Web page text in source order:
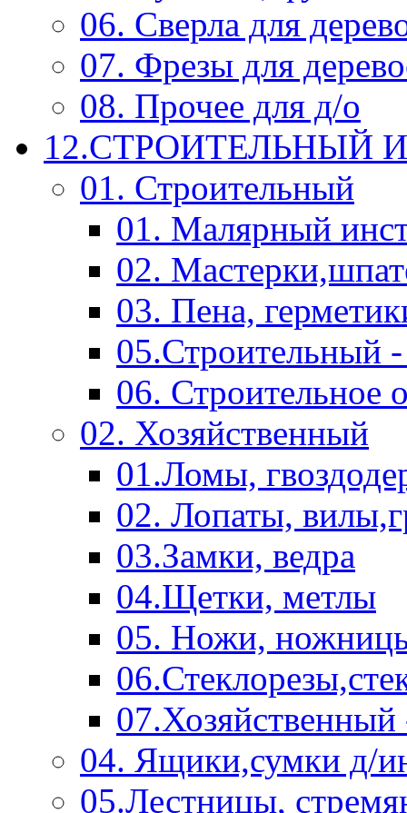
06. Сверла для
07. Фрезы для
08. Прочее для д/о
12.СТРОИТЕЛЬНЫЙ
01. Строительный
01. Малярный
02.
03. Пена,
05.Строительный
06. Строительное
02. Хозяйственный
01.Ломы,
02. Лопаты,
03.Замки, ведра
04.Щетки, метлы
05. Ножи,
07.Хозяйственный
04. Ящики,сумки д/
05.Лестницы,